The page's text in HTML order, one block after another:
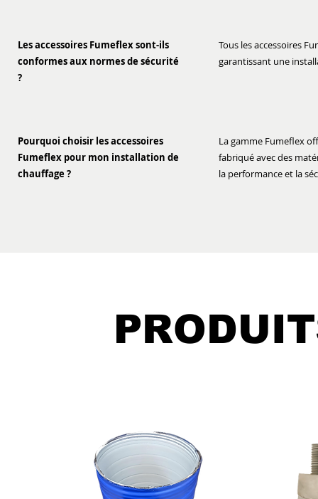
Les accessoires Fumeflex sont-ils
conformes aux normes de sécurité
?
Tous les accessoires
garantissant une
Pourquoi choisir les accessoires
Fumeflex pour mon installation de
chauffage ?
La gamme Fumeflex
fabriqué avec des
la performance et la